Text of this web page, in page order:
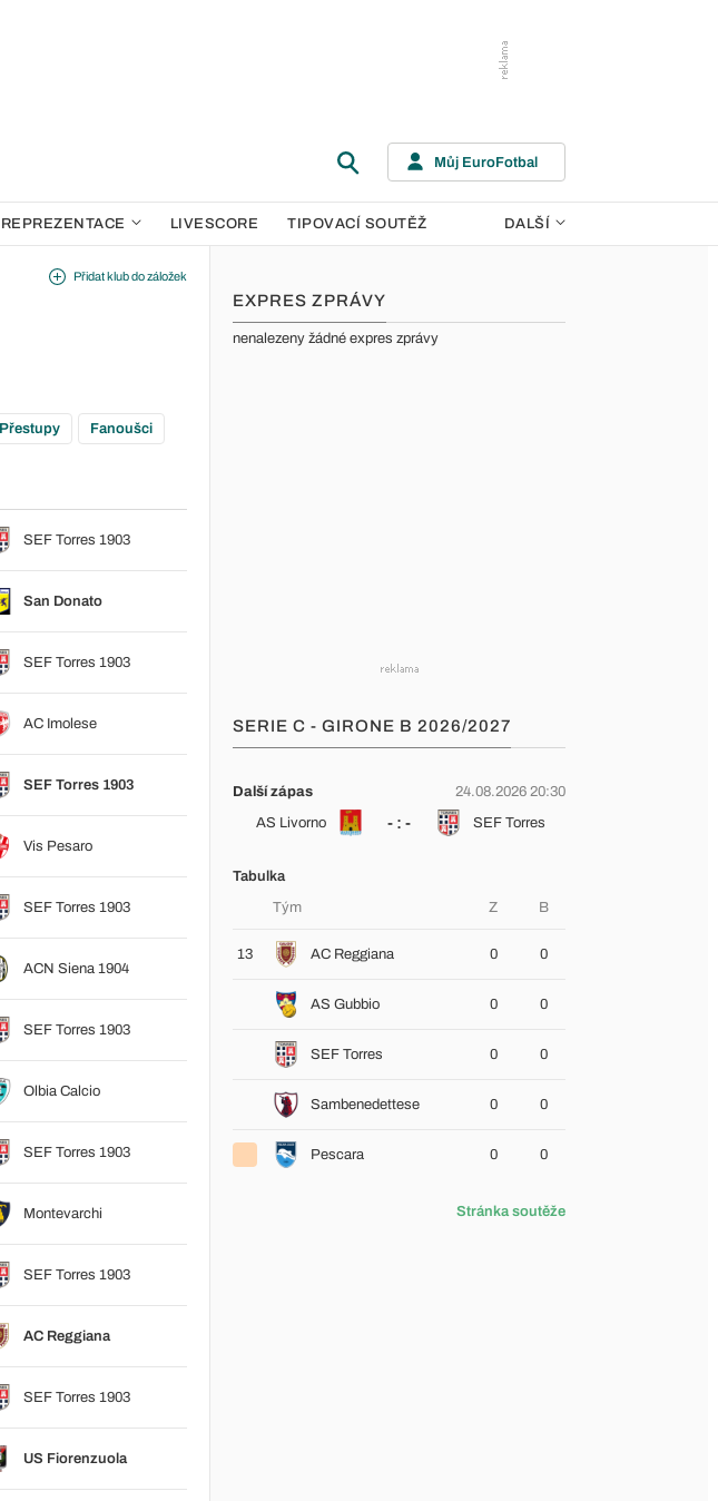
Můj EuroFotbal
REPREZENTACE LIVESCORE TIPOVACÍ SOUTĚŽ DALŠÍ
Přidat klub do záložek
Přestupy Fanoušci
SEF Torres 1903
San Donato
SEF Torres 1903
AC Imolese
SEF Torres 1903
Vis Pesaro
SEF Torres 1903
ACN Siena 1904
SEF Torres 1903
Olbia Calcio
SEF Torres 1903
Montevarchi
SEF Torres 1903
AC Reggiana
SEF Torres 1903
US Fiorenzuola
EXPRES ZPRÁVY
nenalezeny žádné expres zprávy
SERIE C - GIRONE B 2026/2027
Další zápas
24.08.2026 20:30
AS Livorno
- : - SEF Torres
Tabulka
Tým
Z B
13 AC Reggiana 0 0
AS Gubbio 0 0
SEF Torres 0 0
Sambenedettese 0 0
Pescara 0 0
Stránka soutěže